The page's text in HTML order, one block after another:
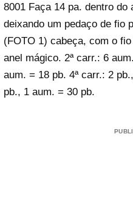
8001 Faça 14 pa. dentro do
deixando um pedaço de fio
(FOTO 1) cabeça, com o
anel mágico. 2ª carr.: 6
aum. = 18 pb. 4ª carr.: 2
pb., 1 aum. = 30 pb.